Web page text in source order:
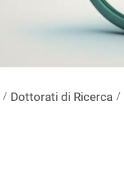
Dottorati di Ricerca